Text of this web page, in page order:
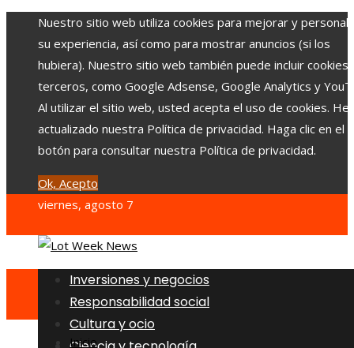
Nuestro sitio web utiliza cookies para mejorar y
su experiencia, así como para mostrar anuncios (si los
hubiera). Nuestro sitio web también puede incluir cookies
terceros, como Google Adsense, Google Analytics y
Al utilizar el sitio web, usted acepta el uso de cookies.
actualizado nuestra Política de privacidad. Haga clic en el
botón para consultar nuestra Política de privacidad.
Ok, Acepto
viernes, agosto 7
Inversiones y negocios
Responsabilidad social
Cultura y ocio
Inicio